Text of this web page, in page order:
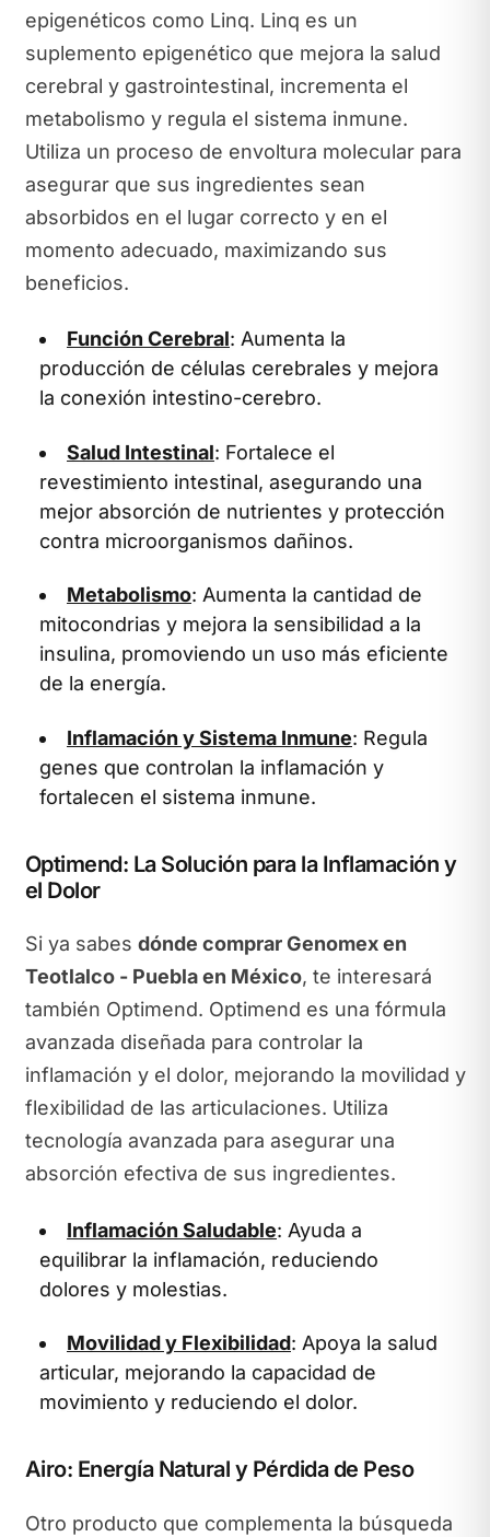
epigenéticos como Linq. Linq es un
suplemento epigenético que mejora la salud
cerebral y gastrointestinal, incrementa el
metabolismo y regula el sistema inmune.
Utiliza un proceso de envoltura molecular para
asegurar que sus ingredientes sean
absorbidos en el lugar correcto y en el
momento adecuado, maximizando sus
beneficios.
Función Cerebral: Aumenta la
producción de células cerebrales y mejora
la conexión intestino-cerebro.
Salud Intestinal: Fortalece el
revestimiento intestinal, asegurando una
mejor absorción de nutrientes y protección
contra microorganismos dañinos.
Metabolismo: Aumenta la cantidad de
mitocondrias y mejora la sensibilidad a la
insulina, promoviendo un uso más eficiente
de la energía.
Inflamación y Sistema Inmune: Regula
genes que controlan la inflamación y
fortalecen el sistema inmune.
Optimend: La Solución para la Inflamación y
el Dolor
Si ya sabes dónde comprar Genomex en
Teotlalco - Puebla en México, te interesará
también Optimend. Optimend es una fórmula
avanzada diseñada para controlar la
inflamación y el dolor, mejorando la movilidad y
flexibilidad de las articulaciones. Utiliza
tecnología avanzada para asegurar una
absorción efectiva de sus ingredientes.
Inflamación Saludable: Ayuda a
equilibrar la inflamación, reduciendo
dolores y molestias.
Movilidad y Flexibilidad: Apoya la salud
articular, mejorando la capacidad de
movimiento y reduciendo el dolor.
Airo: Energía Natural y Pérdida de Peso
Otro producto que complementa la búsqueda